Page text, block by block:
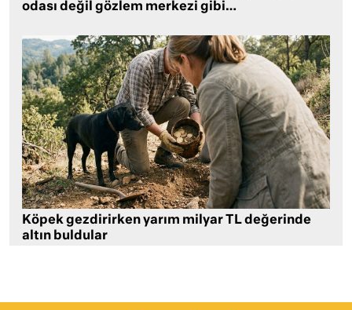
odası değil gözlem merkezi gibi…
Köpek gezdirirken yarım milyar TL değerinde
altın buldular